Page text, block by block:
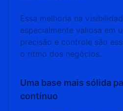
Essa melhoria na
especialmente valiosa em
precisão e controle são
o ritmo dos negócios.
Uma base mais sólida
contínuo